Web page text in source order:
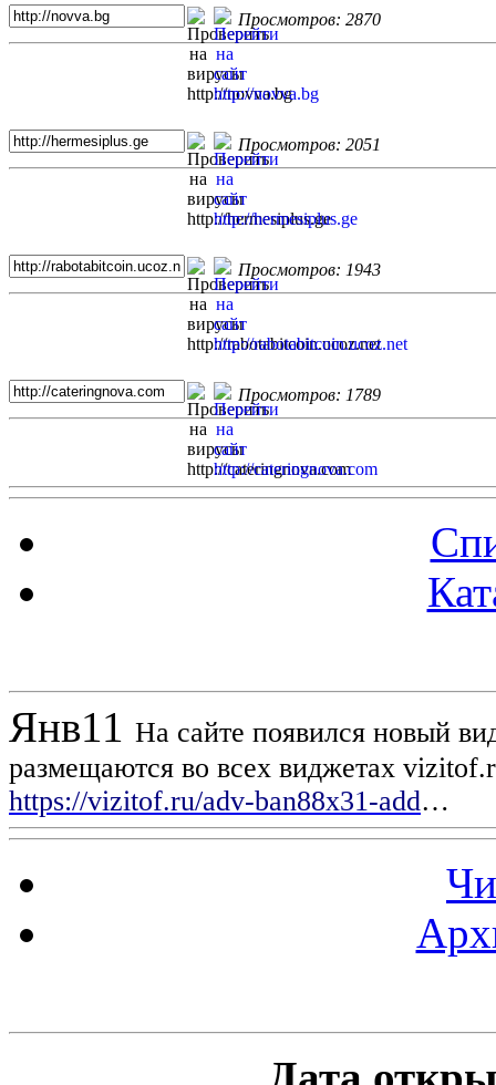
Просмотров: 2870
Просмотров: 2051
Просмотров: 1943
Просмотров: 1789
Янв11 На сайте появился новый
размещаются во всех виджетах
https://vizitof.ru/adv-ban88x31-add…